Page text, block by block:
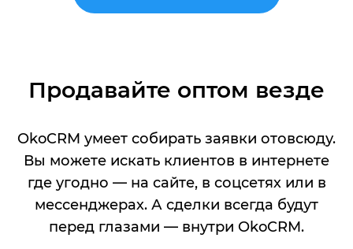
Продавайте оптом везде
OkoCRM умеет собирать заявки отовсюду.
Вы можете искать клиентов в интернете
где угодно — на сайте, в соцсетях или в
мессенджерах. А сделки всегда будут
перед глазами — внутри OkoCRM.